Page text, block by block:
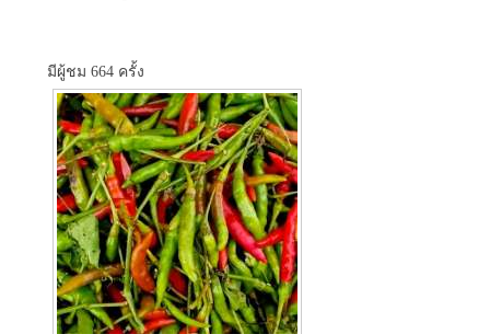
มีผู้ชม 664 ครั้ง